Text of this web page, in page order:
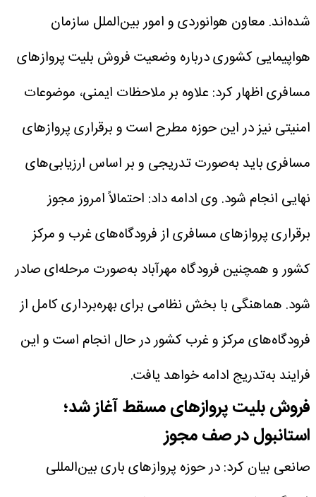
شده‌اند. معاون هوانوردی و امور بین‌الملل سازمان
هواپیمایی کشوری درباره وضعیت فروش بلیت پروازهای
مسافری اظهار کرد: علاوه بر ملاحظات ایمنی، موضوعات
امنیتی نیز در این حوزه مطرح است و برقراری پروازهای
مسافری باید به‌صورت تدریجی و بر اساس ارزیابی‌های
نهایی انجام شود. وی ادامه داد: احتمالاً امروز مجوز
برقراری پروازهای مسافری از فرودگاه‌های غرب و مرکز
کشور و همچنین فرودگاه مهرآباد به‌صورت مرحله‌ای صادر
شود. هماهنگی با بخش نظامی برای بهره‌برداری کامل از
فرودگاه‌های مرکز و غرب کشور در حال انجام است و این
فرایند به‌تدریج ادامه خواهد یافت.
فروش بلیت پروازهای مسقط آغاز شد؛
استانبول در صف مجوز
صانعی بیان کرد: در حوزه پروازهای باری بین‌المللی